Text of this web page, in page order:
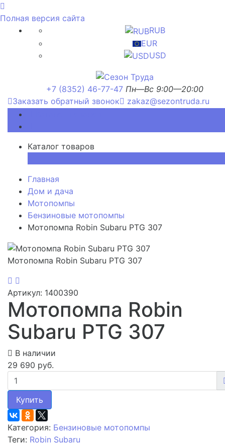
Полная версия сайта
RUB
EUR
USD
+7 (8352) 46-77-47 Пн—Вс 9:00—20:00
Заказать обратный звонок
zakaz@sezontruda.ru
Каталог товаров
Главная
Дом и дача
Мотопомпы
Бензиновые мотопомпы
Мотопомпа Robin Subaru PTG 307
Мотопомпа Robin Subaru PTG 307
Артикул: 1400390
Мотопомпа Robin
Subaru PTG 307
В наличии
29 690 руб.
Купить
Категория: Бензиновые мотопомпы
Теги: Robin Subaru